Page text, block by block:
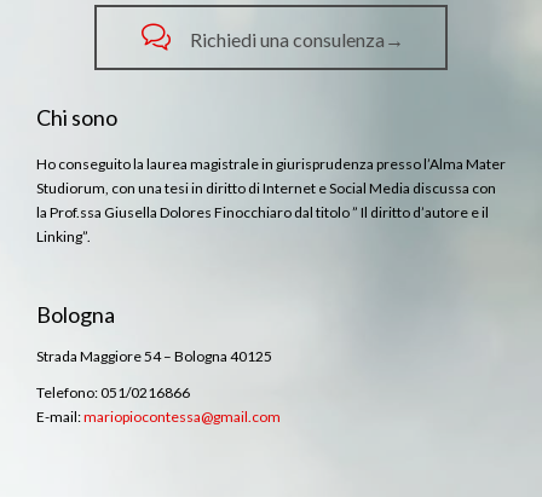
 Richiedi una consulenza→
Chi sono
Ho conseguito la laurea magistrale in giurisprudenza presso l’Alma Mater
Studiorum, con una tesi in diritto di Internet e Social Media discussa con
la Prof.ssa Giusella Dolores Finocchiaro dal titolo ” Il diritto d’autore e il
Linking”.
Bologna
Strada Maggiore 54 – Bologna 40125
Telefono: 051/0216866
E-mail:mariopiocontessa@gmail.com